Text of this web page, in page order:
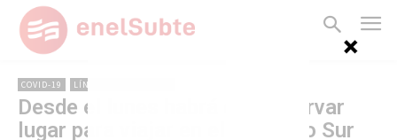
COVID-19 LÍNEA BELGRANO SUR
Desde el lunes habrá que reservar
lugar para viajar en el Belgrano Sur